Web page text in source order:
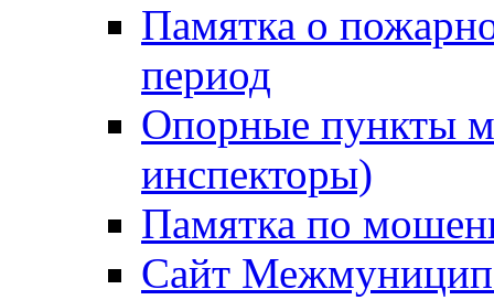
Памятка о
период
Опорные пункты
инспекторы)
Памятка по
Сайт